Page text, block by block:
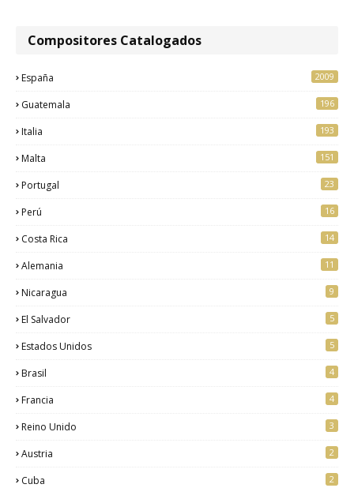
Compositores Catalogados
España 2009
Guatemala 196
Italia 193
Malta 151
Portugal 23
Perú 16
Costa Rica 14
Alemania 11
Nicaragua 9
El Salvador 5
Estados Unidos 5
Brasil 4
Francia 4
Reino Unido 3
Austria 2
Cuba 2